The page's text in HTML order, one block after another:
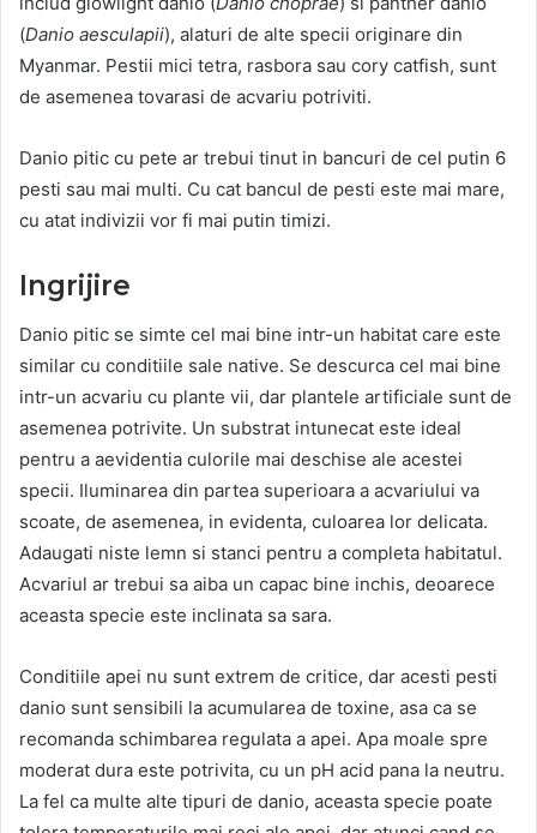
(Danio aesculapii), alaturi de alte specii originare din
Myanmar. Pestii mici tetra, rasbora sau cory catfish, sunt
de asemenea tovarasi de acvariu potriviti.
Danio pitic cu pete ar trebui tinut in bancuri de cel putin 6
pesti sau mai multi. Cu cat bancul de pesti este mai mare,
cu atat indivizii vor fi mai putin timizi.
Ingrijire
Danio pitic se simte cel mai bine intr-un habitat care este
similar cu conditiile sale native. Se descurca cel mai bine
intr-un acvariu cu plante vii, dar plantele artificiale sunt de
asemenea potrivite. Un substrat intunecat este ideal
pentru a aevidentia culorile mai deschise ale acestei
specii. Iluminarea din partea superioara a acvariului va
scoate, de asemenea, in evidenta, culoarea lor delicata.
Adaugati niste lemn si stanci pentru a completa habitatul.
Acvariul ar trebui sa aiba un capac bine inchis, deoarece
aceasta specie este inclinata sa sara.
Conditiile apei nu sunt extrem de critice, dar acesti pesti
danio sunt sensibili la acumularea de toxine, asa ca se
recomanda schimbarea regulata a apei. Apa moale spre
moderat dura este potrivita, cu un pH acid pana la neutru.
La fel ca multe alte tipuri de danio, aceasta specie poate